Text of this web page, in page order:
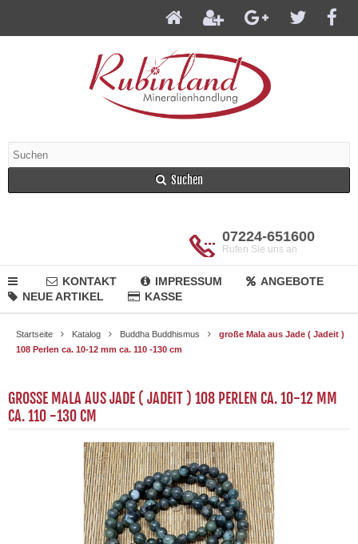
Suchen
07224-651600
Rufen Sie uns an
KONTAKT IMPRESSUM
ANGEBOTE
NEUE ARTIKEL
KASSE
Startseite Katalog Buddha Buddhismus
große Mala aus Jade ( Jadeit )
108 Perlen ca. 10-12 mm ca. 110 -130 cm
GROSSE MALA AUS JADE ( JADEIT ) 108 PERLEN CA. 10-12 MM C
A. 110 -130 CM